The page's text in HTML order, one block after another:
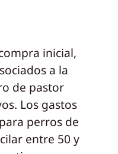
inicial,
a la
de pastor
Los gastos
perros de
entre 50 y